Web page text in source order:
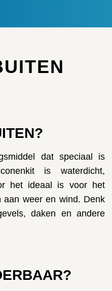
dat speciaal is
is waterdicht,
het ideaal is voor het
aan weer en wind. Denk
daken en andere